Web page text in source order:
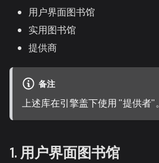
用户界面图书馆
实用图书馆
提供商
备注
上述库在引擎盖下使用 "提供者"。
1. 用户界面图书馆